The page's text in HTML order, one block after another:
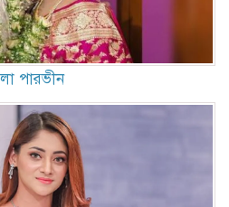
পারভীন